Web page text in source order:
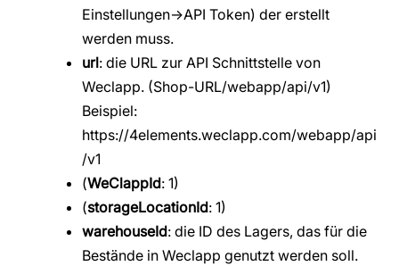
Einstellungen->API Token) der erstellt
werden muss.
url: die URL zur API Schnittstelle von
Weclapp. (Shop-URL/webapp/api/v1)
Beispiel:
https://4elements.weclapp.com/webapp/api
/v1
(WeClappId: 1)
(storageLocationId: 1)
warehouseId: die ID des Lagers, das für die
Bestände in Weclapp genutzt werden soll.